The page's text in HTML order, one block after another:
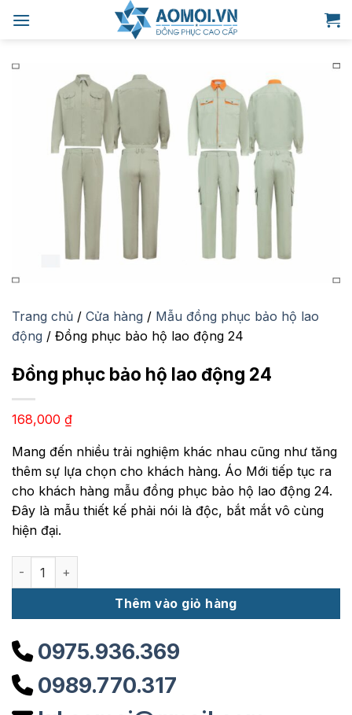
qua
dung
Trang chủ / Cửa hàng / Mẫu đồng phục bảo hộ lao
động / Đồng phục bảo hộ lao động 24
Đồng phục bảo hộ lao động 24
168,000 ₫
Mang đến nhiều trải nghiệm khác nhau cũng như tăng
thêm sự lựa chọn cho khách hàng. Áo Mới tiếp tục ra
cho khách hàng mẫu đồng phục bảo hộ lao động 24.
Đây là mẫu thiết kế phải nói là độc, bắt mắt vô cùng
hiện đại.
Đồng phục bảo hộ lao động 24 số lượng
Thêm vào giỏ hàng
0975.936.369
0989.770.317